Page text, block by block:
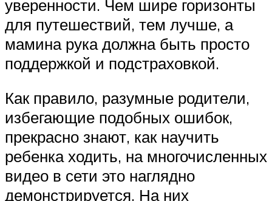
уверенности. Чем шире горизонты
для путешествий, тем лучше, а
мамина рука должна быть просто
поддержкой и подстраховкой.
Как правило, разумные родители,
избегающие подобных ошибок,
прекрасно знают, как научить
ребенка ходить, на многочисленных
видео в сети это наглядно
демонстрируется. На них